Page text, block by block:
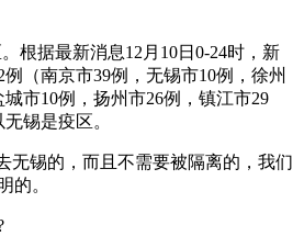
根据最新消息12月10日0-24时，新
（南京市39例，无锡市10例，徐州
市10例，扬州市26例，镇江市29
锡是疫区。
无锡的，而且不需要被隔离的，我们
的。